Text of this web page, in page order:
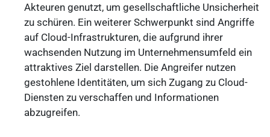
Akteuren genutzt, um gesellschaftliche Unsicherheit
zu schüren. Ein weiterer Schwerpunkt sind Angriffe
auf Cloud-Infrastrukturen, die aufgrund ihrer
wachsenden Nutzung im Unternehmensumfeld ein
attraktives Ziel darstellen. Die Angreifer nutzen
gestohlene Identitäten, um sich Zugang zu Cloud-
Diensten zu verschaffen und Informationen
abzugreifen.